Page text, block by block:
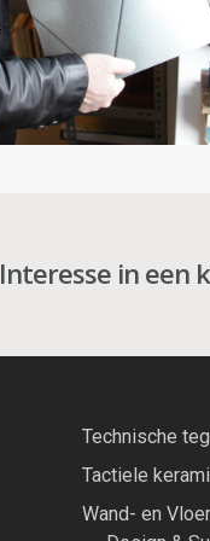
Interesse in een
Technische
Tactiele
Wand- en